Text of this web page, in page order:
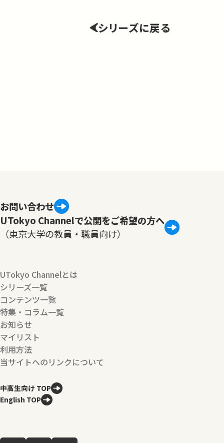
シリーズに戻る
お問い合わせ
UTokyo Channelで公開をご希望の方へ
（東京大学の教員・職員向け）
UTokyo Channelとは
シリーズ一覧
コンテンツ一覧
特集・コラム一覧
お知らせ
マイリスト
利用方法
当サイトへのリンクについて
中高生向け TOP
English TOP